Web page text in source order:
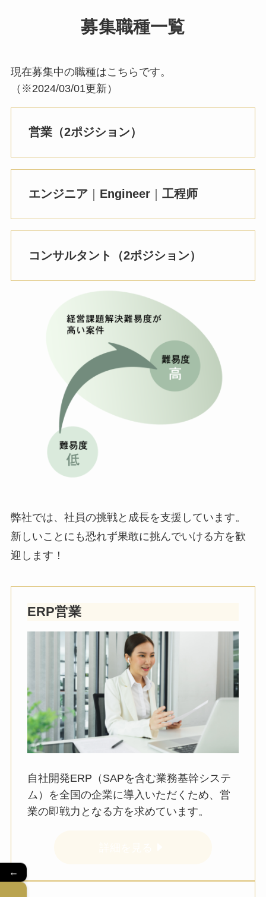
募集職種一覧
現在募集中の職種はこちらです。
（※2024/03/01更新）
営業 （2ポジション）
エンジニア Engineer ｜工程师
コンサルタント（2ポジション）
弊社では、社員の挑戦と成長を支援しています。
新しいことにも恐れず果敢に挑んでいける方を歓
迎します！
ERP営業
自社開発ERP（SAPを含む業務基幹システ
ム）を全国の企業に導入いただくため、営
業の即戦力となる方を求めています。
←